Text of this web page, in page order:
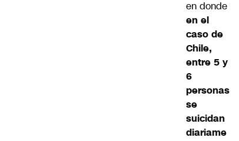
en donde
en el
caso de
Chile,
entre 5 y
6
personas
se
suicidan
diariame